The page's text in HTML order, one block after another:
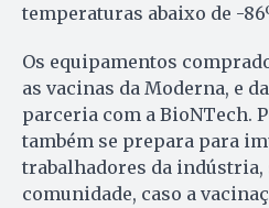
temperaturas abaixo de -
Os equipamentos
as vacinas da Moderna, e
parceria com a BioNTech.
também se prepara para
trabalhadores da indústria,
comunidade, caso a